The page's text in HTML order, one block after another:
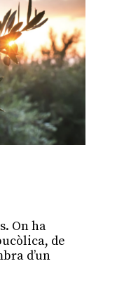
On ha
de
d’un